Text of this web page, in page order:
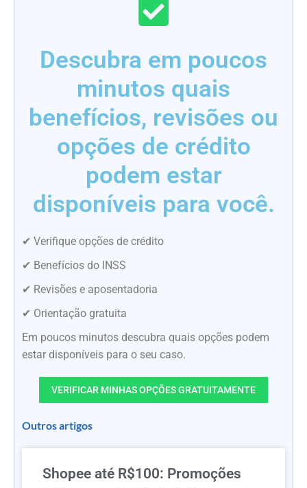
Descubra em poucos
minutos quais
benefícios, revisões ou
opções de crédito
podem estar
disponíveis para você.
✔ Verifique opções de crédito
✔ Benefícios do INSS
✔ Revisões e aposentadoria
✔ Orientação gratuita
Em poucos minutos descubra quais opções podem
estar disponíveis para o seu caso.
VERIFICAR MINHAS OPÇÕES GRATUITAMENTE
Outros artigos
Shopee até R$100: Promoções